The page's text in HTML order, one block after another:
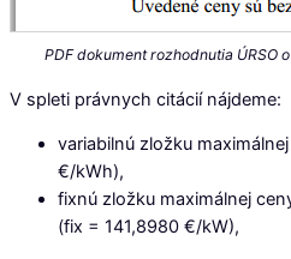
PDF dokument rozhodnutia ÚRSO
V spleti právnych citácií nájdeme:
variabilnú zložku
€/kWh),
fixnú zložku maximálnej
(fix = 141,8980 €/kW),